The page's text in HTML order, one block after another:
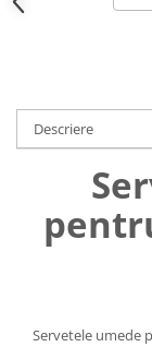
incaltaminte
Cosuri de gunoi
Baterii,
Uniforme
Descriere
Servetele umede